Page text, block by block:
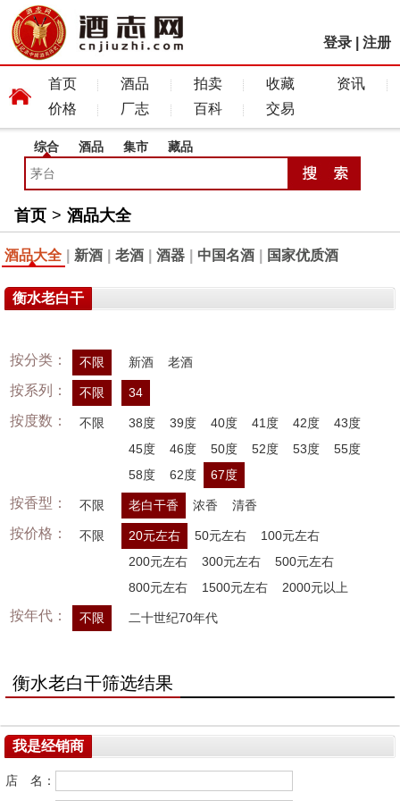
登录 注册
首页 酒品 拍卖 收藏
资讯
价格
厂志 百科 交易
综合 酒品 集市 藏品
首页 > 酒品大全
酒品大全 新酒 老酒 酒器 中国名酒 国家优质酒
衡水老白干
按分类： 不限 新酒 老酒
按系列： 不限 34
按度数： 不限 38度 39度 40度 41度 42度
43度
45度
46度 50度 52度 53度
55度
58度
62度 67度
按香型： 不限 老白干香 浓香 清香
按价格： 不限 20元左右 50元左右
100元左右
200元左右
300元左右
500元左右
800元左右
1500元左右 2000元以上
按年代： 不限 二十世纪70年代
衡水老白干筛选结果
我是经销商
店 名：